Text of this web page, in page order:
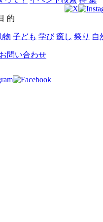
的
物 子ども 学び 癒し 祭り 自
お問い合わせ